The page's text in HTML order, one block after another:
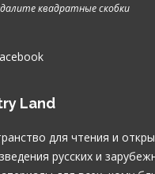
квадратные скобки
Land
для чтения и
русских и